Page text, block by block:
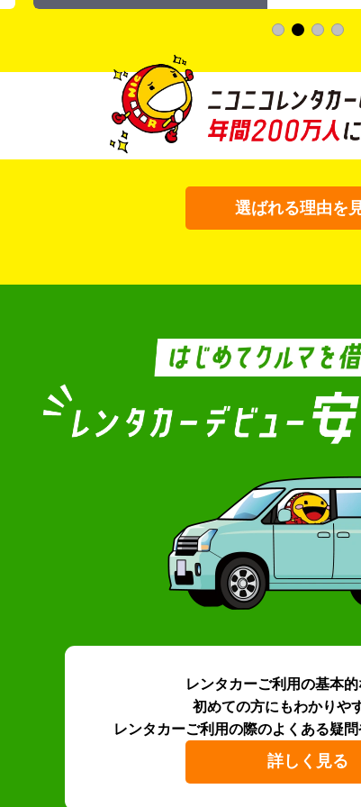
選ばれる理由を
レンタカーご利用の基本
初めての方にもわかりや
レンタカーご利用の際のよくある疑問
詳しく見る